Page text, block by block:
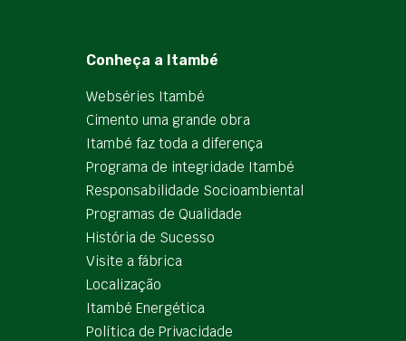
Conheça a Itambé
Webséries Itambé
Cimento uma grande obra
Itambé faz toda a diferença
Programa de integridade Itambé
Responsabilidade Socioambiental
Programas de Qualidade
História de Sucesso
Visite a fábrica
Localização
Itambé Energética
Política de Privacidade